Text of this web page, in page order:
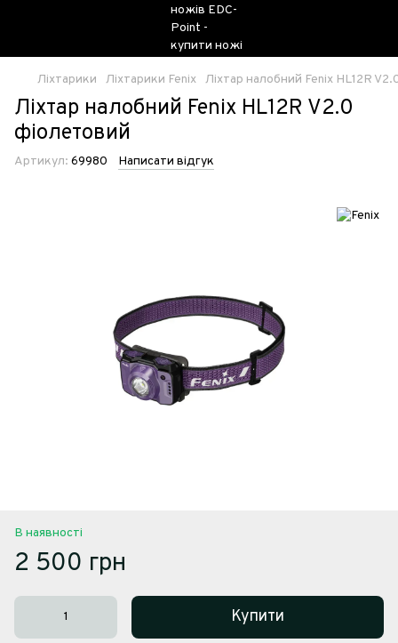
Ліхтарики Ліхтарики Fenix Ліхтар налобний Fenix HL12R
Ліхтар налобний Fenix HL12R V2.0
фіолетовий
Артикул: 69980 Написати відгук
В наявності
2 500 грн
Купити